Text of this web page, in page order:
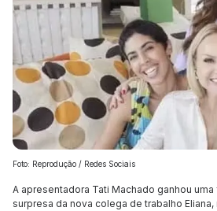
Foto: Reprodução / Redes Sociais
A apresentadora Tati Machado ganhou
surpresa da nova colega de trabalho